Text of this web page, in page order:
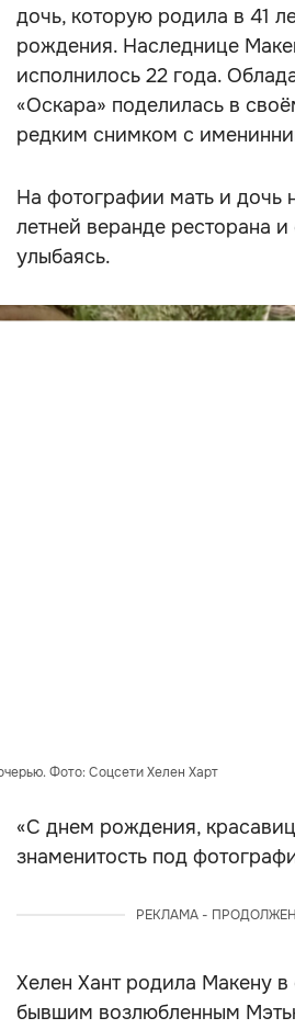
дочь, которую родила в 41
рождения. Наследнице
исполнилось 22 года.
«Оскара» поделилась в
редким снимком с
На фотографии мать и дочь
летней веранде ресторана
улыбаясь.
Фото: Соцсети Хелен Харт
«С днем рождения,
знаменитость под
РЕКЛАМА -
Хелен Хант родила Макену в
бывшим возлюбленным